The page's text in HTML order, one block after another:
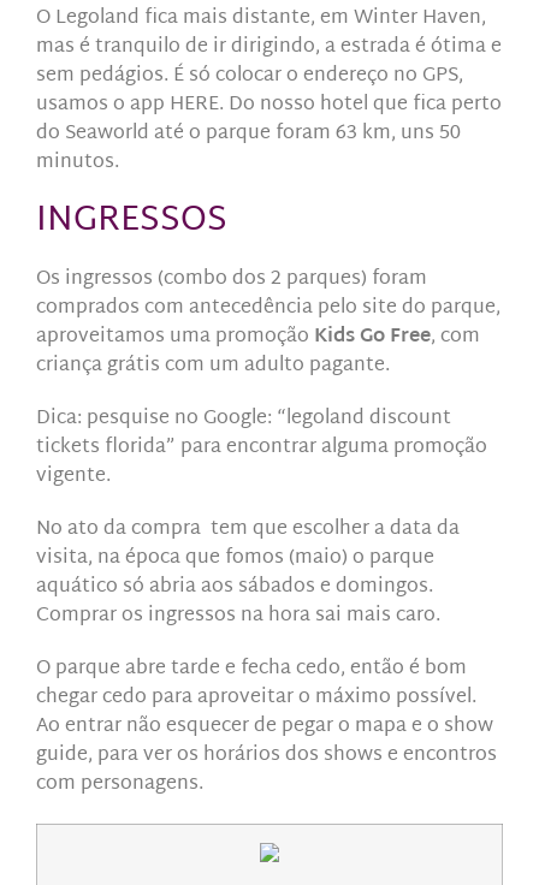
O Legoland fica mais distante, em Winter Haven,
mas é tranquilo de ir dirigindo, a estrada é ótima e
sem pedágios. É só colocar o endereço no GPS,
usamos o app HERE. Do nosso hotel que fica perto
do Seaworld até o parque foram 63 km, uns 50
minutos.
INGRESSOS
Os ingressos (combo dos 2 parques) foram
comprados com antecedência pelo site do parque,
aproveitamos uma promoção Kids Go Free, com
criança grátis com um adulto pagante.
Dica: pesquise no Google: “legoland discount
tickets florida” para encontrar alguma promoção
vigente.
No ato da compra tem que escolher a data da
visita, na época que fomos (maio) o parque
aquático só abria aos sábados e domingos.
Comprar os ingressos na hora sai mais caro.
O parque abre tarde e fecha cedo, então é bom
chegar cedo para aproveitar o máximo possível.
Ao entrar não esquecer de pegar o mapa e o show
guide, para ver os horários dos shows e encontros
com personagens.